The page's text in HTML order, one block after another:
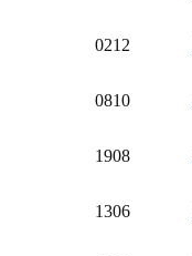
0212
0810
1908
1306